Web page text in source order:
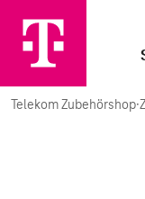
Telekom Zubehörshop·